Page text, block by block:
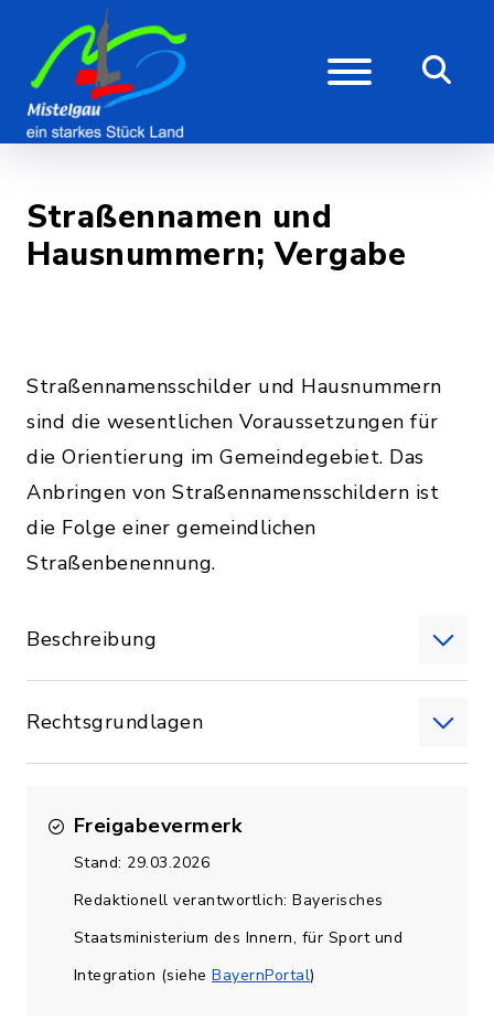
Straßennamen und
Hausnummern; Vergabe
Straßennamensschilder und Hausnummern
sind die wesentlichen Voraussetzungen für
die Orientierung im Gemeindegebiet. Das
Anbringen von Straßennamensschildern ist
die Folge einer gemeindlichen
Straßenbenennung.
Beschreibung
Rechtsgrundlagen
Freigabevermerk
Stand: 29.03.2026
Redaktionell verantwortlich: Bayerisches
Staatsministerium des Innern, für Sport und
Integration (siehe BayernPortal)